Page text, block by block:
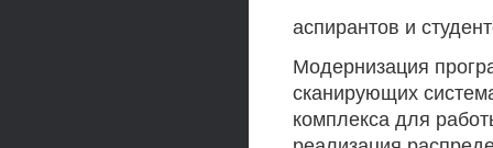
аспирантов и
Модернизация
сканирующих
комплекса для